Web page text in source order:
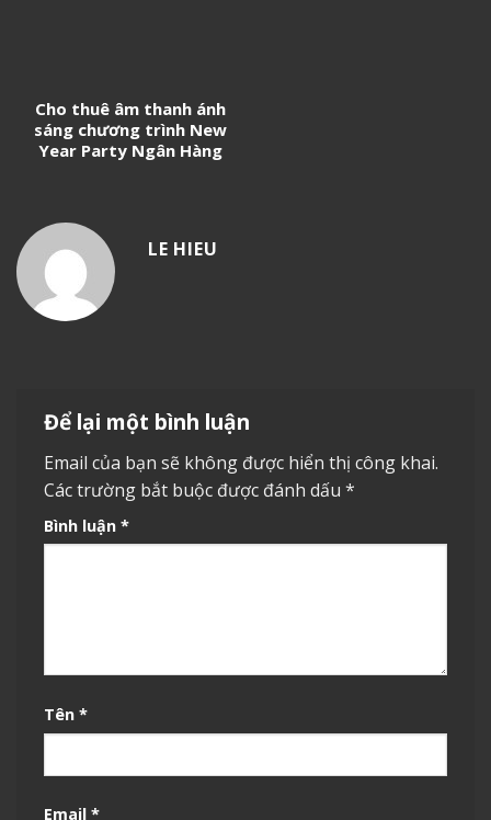
Cho thuê âm thanh ánh
sáng chương trình New
Year Party Ngân Hàng
LE HIEU
Để lại một bình luận
Email của bạn sẽ không được hiển thị công khai.
Các trường bắt buộc được đánh dấu *
Bình luận *
Tên *
Email *